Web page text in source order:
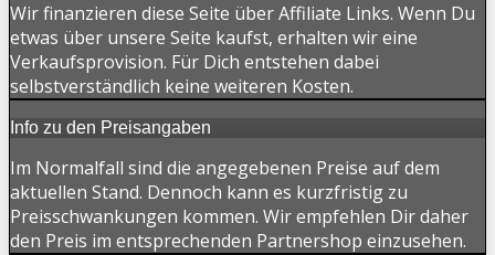
Wir finanzieren diese Seite über Affiliate Links. Wenn Du
etwas über unsere Seite kaufst, erhalten wir eine
Verkaufsprovision. Für Dich entstehen dabei
selbstverständlich keine weiteren Kosten.
Info zu den Preisangaben
Im Normalfall sind die angegebenen Preise auf dem
aktuellen Stand. Dennoch kann es kurzfristig zu
Preisschwankungen kommen. Wir empfehlen Dir daher
den Preis im entsprechenden Partnershop einzusehen.